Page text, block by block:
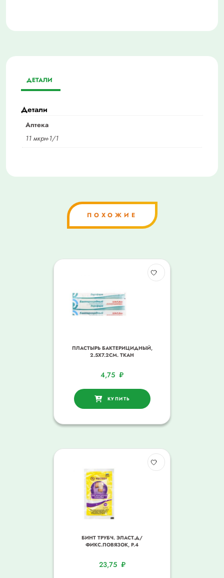
ДЕТАЛИ
Детали
Аптека
11 мкрн-1/1
ПОХОЖИЕ
ПЛАСТЫРЬ БАКТЕРИЦИДНЫЙ,
2.5Х7.2СМ. ТКАН
4,75 ₽
КУПИТЬ
БИНТ ТРУБЧ. ЭЛАСТ.Д/
ФИКС.ПОВЯЗОК, Р.4
23,75 ₽